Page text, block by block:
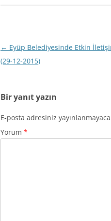
Yazı
dolaşımı
← Eyüp Belediyesinde Etkin
(29-12-2015)
Bir yanıt yazın
E-posta adresiniz
Yorum *